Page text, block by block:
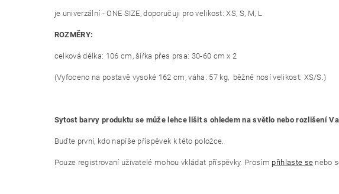
je univerzální - ONE SIZE, doporučuji pro velikost: XS, S, M, L
ROZMĚRY:
celková délka: 106 cm, šířka přes prsa: 30-60 cm x 2
(Vyfoceno na postavě vysoké 162 cm, váha: 57 kg, běžně nosí velikost: XS/S.)
Sytost barvy produktu se může lehce lišit s ohledem na světlo nebo rozlišení
Buďte první, kdo napíše příspěvek k této položce.
Pouze registrovaní uživatelé mohou vkládat příspěvky. Prosím přihlaste se nebo